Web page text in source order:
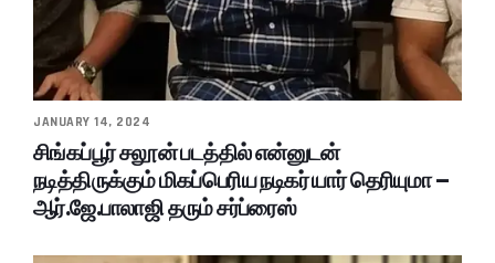
JANUARY 14, 2024
சிங்கப்பூர் சலூன் படத்தில் என்னுடன்
நடித்திருக்கும் மிகப்பெரிய நடிகர் யார் தெரியுமா –
ஆர்.ஜே.பாலாஜி தரும் சர்ப்ரைஸ்